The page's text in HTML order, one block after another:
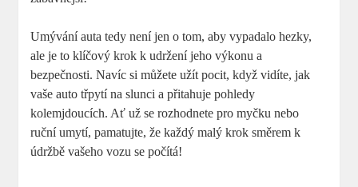
Umývání auta tedy není jen o tom, aby vypadalo hezky,
ale je to klíčový krok k udržení jeho výkonu a
bezpečnosti. Navíc si můžete užít pocit, když vidíte, jak
vaše auto třpytí na slunci a přitahuje pohledy
kolemjdoucích. Ať už se rozhodnete pro myčku nebo
ruční umytí, pamatujte, že každý malý krok směrem k
údržbě vašeho vozu se počítá!